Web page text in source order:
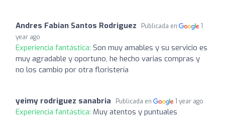
Andres Fabian Santos Rodriguez Publicada en
1
year ago
Experiencia fantástica: Son muy amables y su servicio es
muy agradable y oportuno, he hecho varias compras y
no los cambio por otra floristería
yeimy rodriguez sanabria Publicada en 1 year ago
Experiencia fantástica: Muy atentos y puntuales